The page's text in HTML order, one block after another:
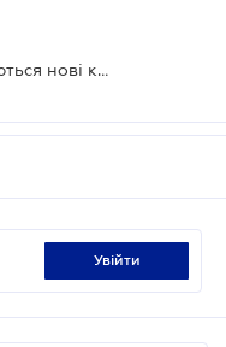
З понеділка в Україні запроваджуються нові карантинні зони: повний список
увійти